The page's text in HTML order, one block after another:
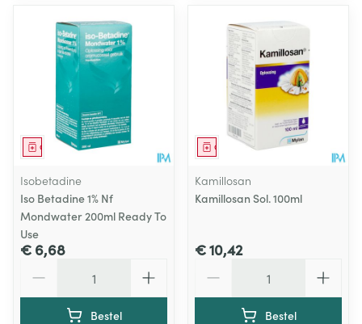
Geneesmiddel
Isobetadine
Iso Betadine 1% Nf
Mondwater 200ml Ready To
Use
€ 6,68
Bestel
Geneesmiddel
Kamillosan
Kamillosan Sol. 100ml
€ 10,42
Bestel